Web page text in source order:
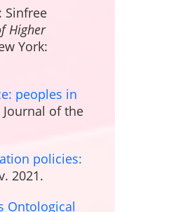
Sinfree
Higher
York:
peoples in
of the
policies:
2021.
Ontological